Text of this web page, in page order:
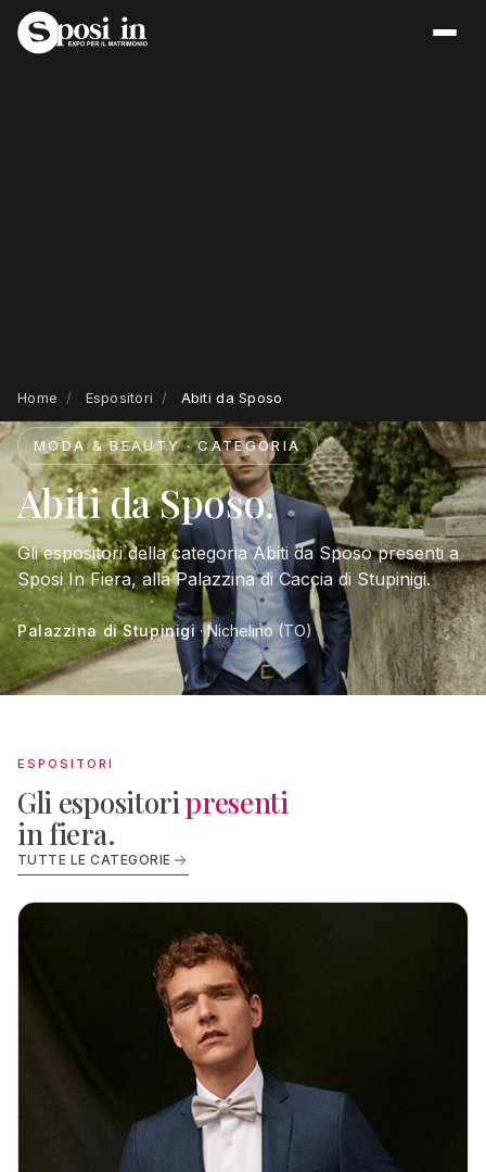
Home / Espositori / Abiti da Sposo
MODA & BEAUTY · CATEGORIA
Abiti da Sposo.
Gli espositori della categoria Abiti da Sposo presenti a
Sposi In Fiera, alla Palazzina di Caccia di Stupinigi.
Palazzina di Stupinigi· Nichelino (TO)
ESPOSITORI
Gli espositoripresenti
in fiera.
TUTTE LE CATEGORIE